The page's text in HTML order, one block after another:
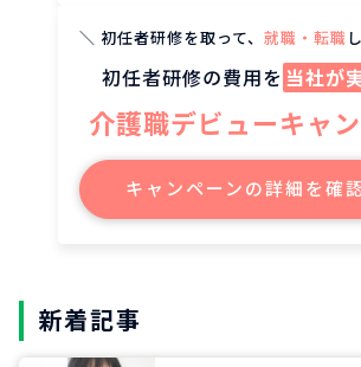
＼ 初任者研修を取って、 就職・転職
初任者研修の費用を 当社が
介護職デビューキャ
キャンペーンの詳細を確
新着記事